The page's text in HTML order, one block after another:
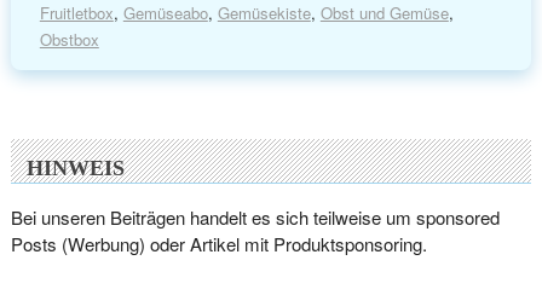
Fruitletbox, Gemüseabo, Gemüsekiste, Obst und Gemüse,
Obstbox
HINWEIS
Bei unseren Beiträgen handelt es sich teilweise um sponsored
Posts (Werbung) oder Artikel mit Produktsponsoring.